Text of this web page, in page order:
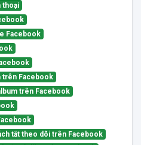
thoại
Facebook
trên Facebook
trên Facebook
tắt theo dõi trên Facebook